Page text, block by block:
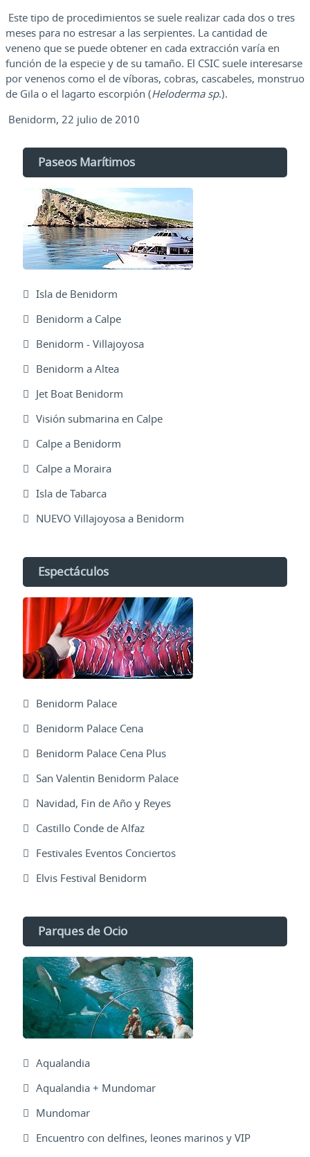
Este tipo de procedimientos se suele realizar cada dos o tres
meses para no estresar a las serpientes. La cantidad de
veneno que se puede obtener en cada extracción varía en
función de la especie y de su tamaño. El CSIC suele interesarse
por venenos como el de víboras, cobras, cascabeles, monstruo
de Gila o el lagarto escorpión (Heloderma sp.).
Benidorm, 22 julio de 2010
Paseos Marítimos
Isla de Benidorm
Benidorm a Calpe
Benidorm - Villajoyosa
Benidorm a Altea
Jet Boat Benidorm
Visión submarina en Calpe
Calpe a Benidorm
Calpe a Moraira
Isla de Tabarca
NUEVO Villajoyosa a Benidorm
Espectáculos
Benidorm Palace
Benidorm Palace Cena
Benidorm Palace Cena Plus
San Valentin Benidorm Palace
Navidad, Fin de Año y Reyes
Castillo Conde de Alfaz
Festivales Eventos Conciertos
Elvis Festival Benidorm
Parques de Ocio
Aqualandia
Aqualandia + Mundomar
Mundomar
Encuentro con delfines, leones marinos y VIP